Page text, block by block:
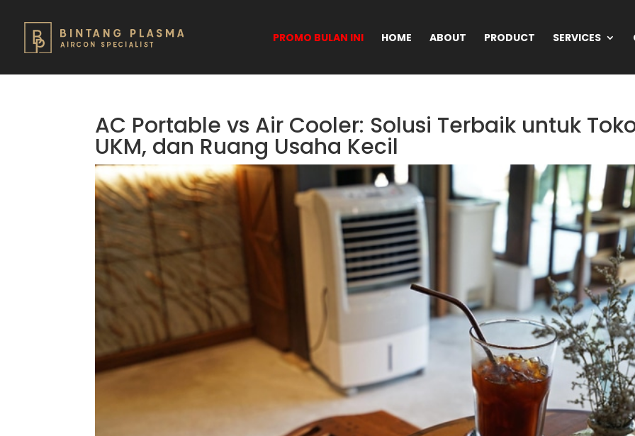
PROMO BULAN INI HOME ABOUT PRODUCT SERVICES
AC Portable vs Air Cooler: Solusi Terbaik untuk
UKM, dan Ruang Usaha Kecil